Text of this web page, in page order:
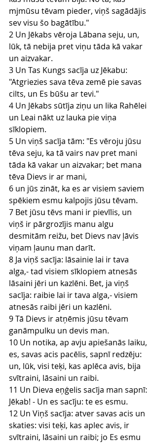
mjmūsu tēvam pieder, viņš sagādājis
sev visu šo bagātību."
2 Un Jēkabs vēroja Lābana seju, un,
lūk, tā nebija pret viņu tāda kā vakar
un aizvakar.
3 Un Tas Kungs sacīja uz Jēkabu:
"Atgriezies sava tēva zemē pie savas
cilts, un Es būšu ar tevi."
4 Un Jēkabs sūtīja ziņu un lika Rahēlei
un Leai nākt uz lauka pie viņa
sīklopiem.
5 Un viņš sacīja tām: "Es vēroju jūsu
tēva seju, ka tā vairs nav pret mani
tāda kā vakar un aizvakar; bet mana
tēva Dievs ir ar mani,
6 un jūs zināt, ka es ar visiem saviem
spēkiem esmu kalpojis jūsu tēvam.
7 Bet jūsu tēvs mani ir pievīlis, un
viņš ir pārgrozījis manu algu
desmitām reižu, bet Dievs nav ļāvis
viņam ļaunu man darīt.
8 Ja viņš sacīja: lāsainie lai ir tava
alga,- tad visiem sīklopiem atnesās
lāsaini jēri un kazlēni. Bet, ja viņš
sacīja: raibie lai ir tava alga,- visiem
atnesās raibi jēri un kazlēni.
9 Tā Dievs ir atņēmis jūsu tēvam
ganāmpulku un devis man.
10 Un notika, ap avju apiešanās laiku,
es, savas acis pacēlis, sapnī redzēju:
un, lūk, visi teķi, kas aplēca avis, bija
svītraini, lāsaini un raibi.
11 Un Dieva eņģelis sacīja man sapnī:
Jēkab! - Un es sacīju: te es esmu.
12 Un Viņš sacīja: atver savas acis un
skaties: visi teķi, kas aplec avis, ir
svītraini, lāsaini un raibi; jo Es esmu